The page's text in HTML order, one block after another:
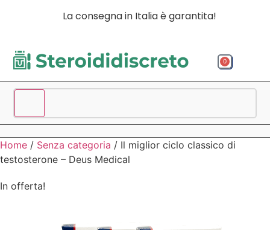
La consegna in Italia è garantita!
0
Home / Senza categoria / Il miglior ciclo classico di
testosterone – Deus Medical
In offerta!